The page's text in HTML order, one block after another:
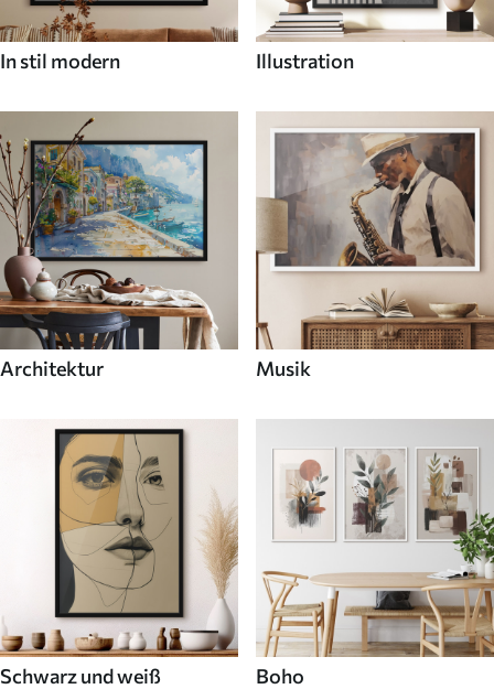
In stil modern Illustration
Architektur Musik
Schwarz und weiß Boho